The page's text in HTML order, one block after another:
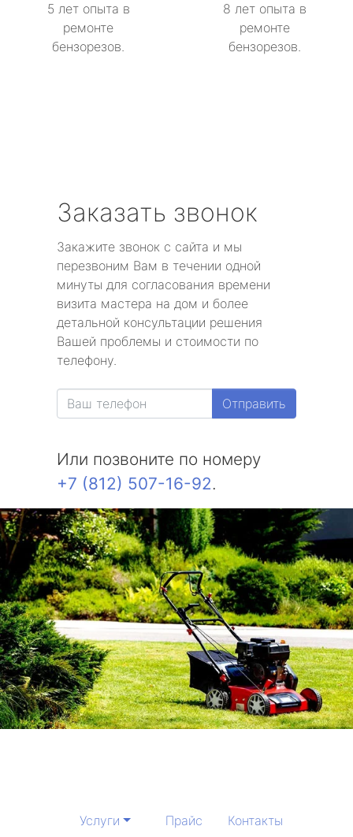
5 лет опыта в
ремонте
бензорезов.
8 лет опыта в
ремонте
бензорезов.
Заказать звонок
Закажите звонок с сайта и мы
перезвоним Вам в течении одной
минуты для согласования времени
визита мастера на дом и более
детальной консультации решения
Вашей проблемы и стоимости по
телефону.
Отправить
Или позвоните по номеру
+7 (812) 507-16-92.
Услуги Прайс Контакты